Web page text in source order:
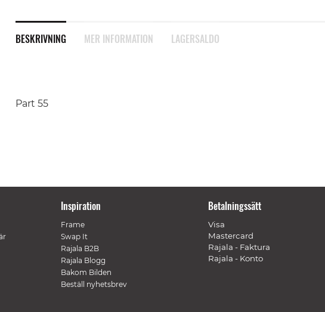
BESKRIVNING
Part 55
MER INFORMATION LAGERSALDO
Inspiration
Frame
Swap It
Rajala B2B
Rajala Blogg
Bakom Bilden
Beställ nyhetsbrev
Betalningssätt
Visa
Mastercard
Rajala - Faktura
Rajala - Konto